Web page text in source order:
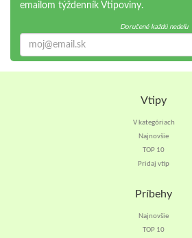
emailom týždenník Vtipoviny.
Doručené každú nedeľu
Vtipy
V kategóriach
Najnovšie
TOP 10
Pridaj vtip
Príbehy
Najnovšie
TOP 10